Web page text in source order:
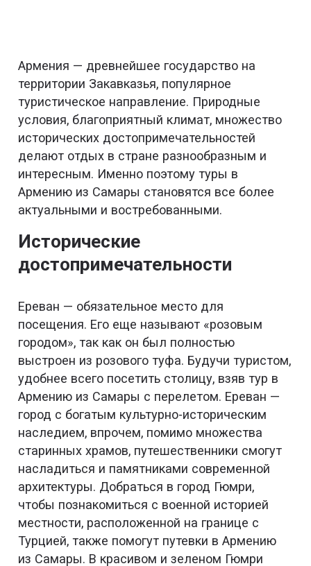
Армения — древнейшее государство на
территории Закавказья, популярное
туристическое направление. Природные
условия, благоприятный климат, множество
исторических достопримечательностей
делают отдых в стране разнообразным и
интересным. Именно поэтому туры в
Армению из Самары становятся все более
актуальными и востребованными.
Исторические
достопримечательности
Ереван — обязательное место для
посещения. Его еще называют «розовым
городом», так как он был полностью
выстроен из розового туфа. Будучи туристом,
удобнее всего посетить столицу, взяв тур в
Армению из Самары с перелетом. Ереван —
город с богатым культурно-историческим
наследием, впрочем, помимо множества
старинных храмов, путешественники смогут
насладиться и памятниками современной
архитектуры. Добраться в город Гюмри,
чтобы познакомиться с военной историей
местности, расположенной на границе с
Турцией, также помогут путевки в Армению
из Самары. В красивом и зеленом Гюмри